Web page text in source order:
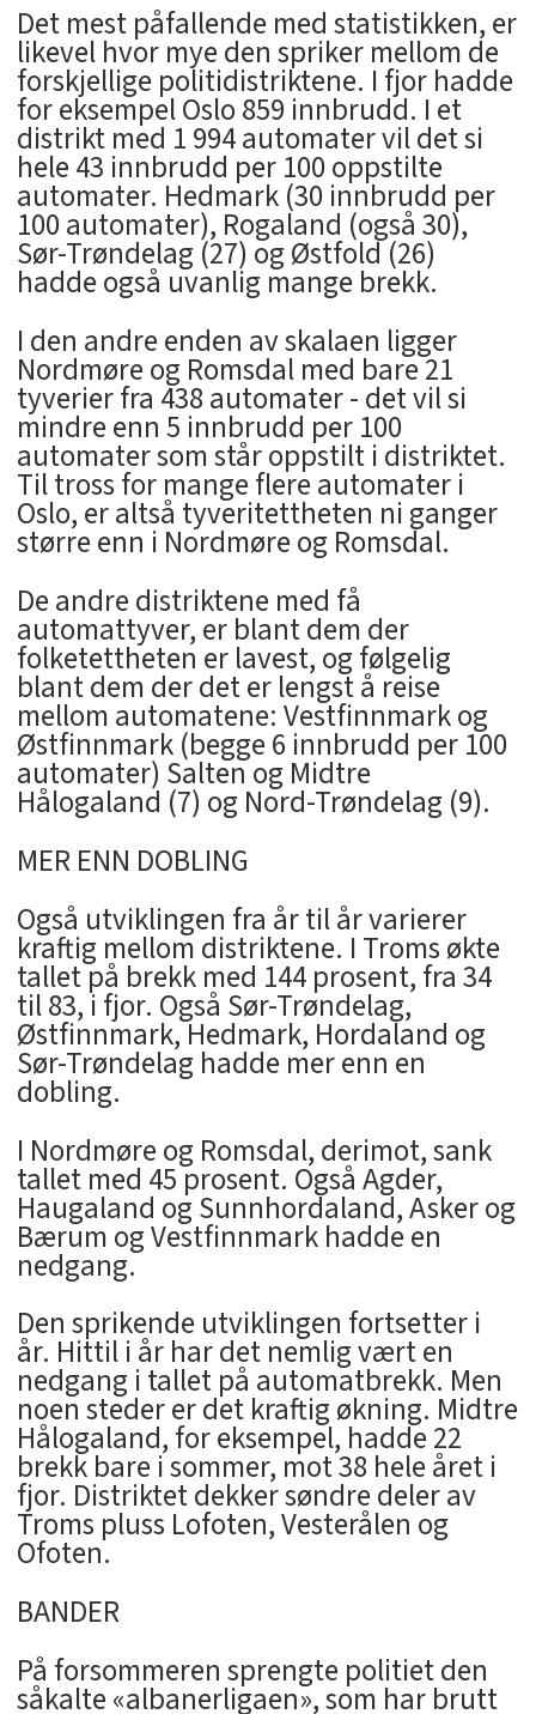
Det mest påfallende med statistikken, er
likevel hvor mye den spriker mellom de
forskjellige politidistriktene. I fjor hadde
for eksempel Oslo 859 innbrudd. I et
distrikt med 1 994 automater vil det si
hele 43 innbrudd per 100 oppstilte
automater. Hedmark (30 innbrudd per
100 automater), Rogaland (også 30),
Sør-Trøndelag (27) og Østfold (26)
hadde også uvanlig mange brekk.
I den andre enden av skalaen ligger
Nordmøre og Romsdal med bare 21
tyverier fra 438 automater - det vil si
mindre enn 5 innbrudd per 100
automater som står oppstilt i distriktet.
Til tross for mange flere automater i
Oslo, er altså tyveritettheten ni ganger
større enn i Nordmøre og Romsdal.
De andre distriktene med få
automattyver, er blant dem der
folketettheten er lavest, og følgelig
blant dem der det er lengst å reise
mellom automatene: Vestfinnmark og
Østfinnmark (begge 6 innbrudd per 100
automater) Salten og Midtre
Hålogaland (7) og Nord-Trøndelag (9).
MER ENN DOBLING
Også utviklingen fra år til år varierer
kraftig mellom distriktene. I Troms økte
tallet på brekk med 144 prosent, fra 34
til 83, i fjor. Også Sør-Trøndelag,
Østfinnmark, Hedmark, Hordaland og
Sør-Trøndelag hadde mer enn en
dobling.
I Nordmøre og Romsdal, derimot, sank
tallet med 45 prosent. Også Agder,
Haugaland og Sunnhordaland, Asker og
Bærum og Vestfinnmark hadde en
nedgang.
Den sprikende utviklingen fortsetter i
år. Hittil i år har det nemlig vært en
nedgang i tallet på automatbrekk. Men
noen steder er det kraftig økning. Midtre
Hålogaland, for eksempel, hadde 22
brekk bare i sommer, mot 38 hele året i
fjor. Distriktet dekker søndre deler av
Troms pluss Lofoten, Vesterålen og
Ofoten.
BANDER
På forsommeren sprengte politiet den
såkalte «albanerligaen», som har brutt